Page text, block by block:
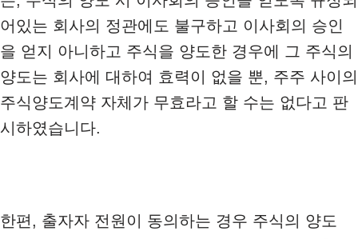
어있는 회사의 정관에도 불구하고 이사회의 승인
을 얻지 아니하고 주식을 양도한 경우에 그 주식의
양도는 회사에 대하여 효력이 없을 뿐, 주주 사이의
주식양도계약 자체가 무효라고 할 수는 없다고 판
시하였습니다.
한편, 출자자 전원이 동의하는 경우 주식의 양도